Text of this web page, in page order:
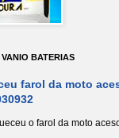
BATERIAS
farol da moto
o farol da moto